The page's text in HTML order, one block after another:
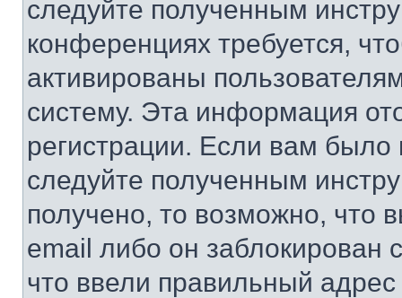
следуйте полученным
конференциях требуется,
активированы
систему. Эта информация
регистрации. Если вам
следуйте полученным
получено, то возможно, что
email либо он
что ввели правильный адрес